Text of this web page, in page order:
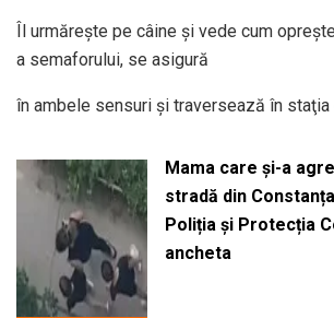
Îl urmăreşte pe câine şi vede cum
a semaforului, se asigură
în ambele sensuri şi traversează în staţia
Mama care și-a
stradă din
Poliția și Protecția
ancheta